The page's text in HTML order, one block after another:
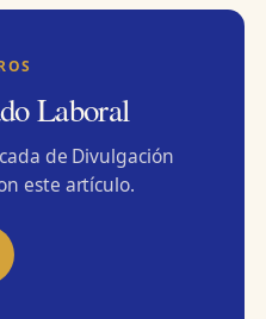
Laboral
de Divulgación
este artículo.